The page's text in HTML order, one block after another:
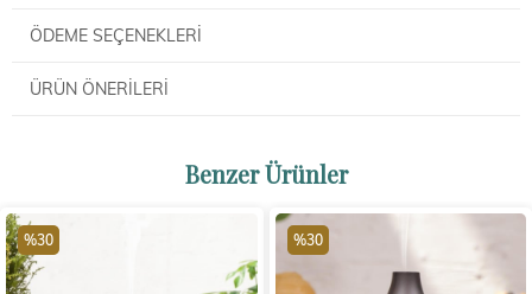
ÖDEME SEÇENEKLERI
ÜRÜN ÖNERILERI
Benzer Ürünler
%30 %30